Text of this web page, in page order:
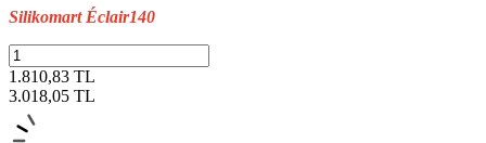
Silikomart Éclair140
1.810,83 TL
3.018,05 TL